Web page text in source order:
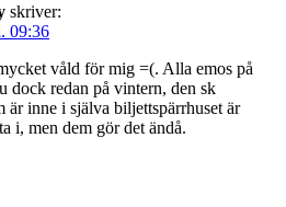
skriver:
09:36
våld för mig =(. Alla emos på
dock redan på vintern, den sk
är inne i själva biljettspärrhuset är
i, men dem gör det ändå.